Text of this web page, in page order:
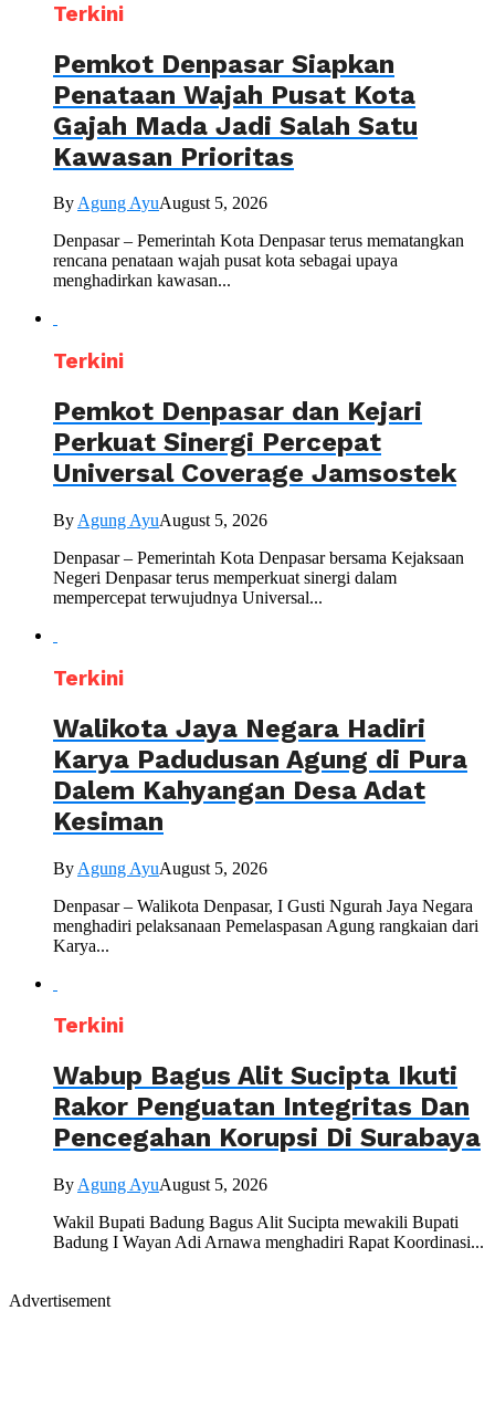
Terkini
Pemkot Denpasar Siapkan
Penataan Wajah Pusat Kota
Gajah Mada Jadi Salah Satu
Kawasan Prioritas
ByAgung AyuAugust 5, 2026
Denpasar – Pemerintah Kota Denpasar terus mematangkan
rencana penataan wajah pusat kota sebagai upaya
menghadirkan kawasan...
Terkini
Pemkot Denpasar dan Kejari
Perkuat Sinergi Percepat
Universal Coverage Jamsostek
By Agung AyuAugust 5, 2026
Denpasar – Pemerintah Kota Denpasar bersama Kejaksaan
Negeri Denpasar terus memperkuat sinergi dalam
mempercepat terwujudnya Universal...
Terkini
Walikota Jaya Negara Hadiri
Karya Padudusan Agung di Pura
Dalem Kahyangan Desa Adat
Kesiman
By Agung AyuAugust 5, 2026
Denpasar – Walikota Denpasar, I Gusti Ngurah Jaya Negara
menghadiri pelaksanaan Pemelaspasan Agung rangkaian dari
Karya...
Terkini
Wabup Bagus Alit Sucipta Ikuti
Rakor Penguatan Integritas Dan
Pencegahan Korupsi Di Surabaya
By Agung AyuAugust 5, 2026
Wakil Bupati Badung Bagus Alit Sucipta mewakili Bupati
Badung I Wayan Adi Arnawa menghadiri Rapat Koordinasi...
Advertisement